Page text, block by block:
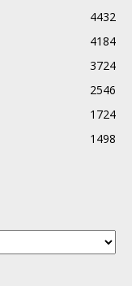
4432
4184
3724
2546
1724
1498